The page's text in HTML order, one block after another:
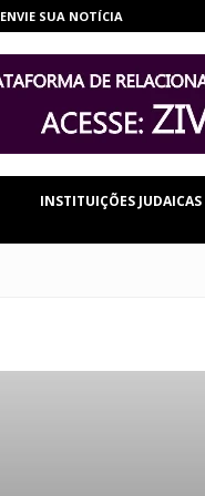
ENVIE SUA NOTÍCIA
INSTITUIÇÕES JUDAICAS